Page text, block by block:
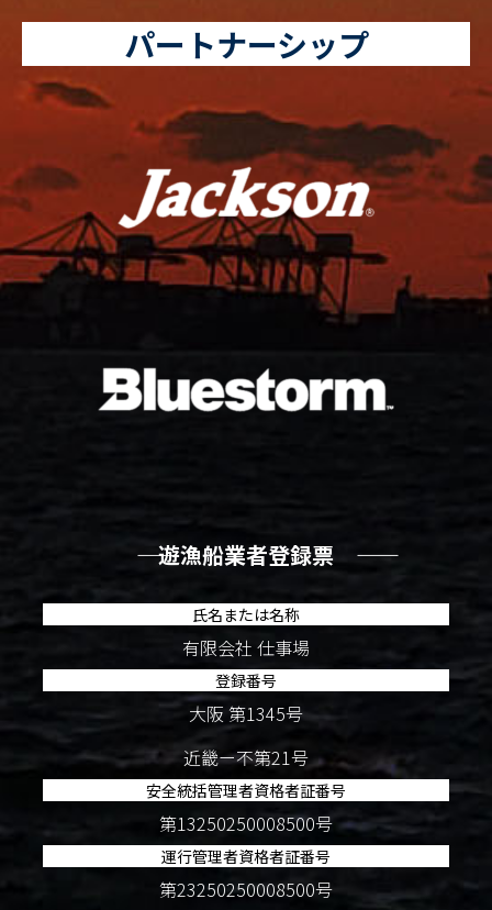
パートナーシップ
―― 遊漁船業者登録票 ――
氏名または名称
有限会社 仕事場
登録番号
大阪 第1345号
近畿ー不第21号
安全統括管理者資格者証番号
第13250250008500号
運行管理者資格者証番号
第23250250008500号